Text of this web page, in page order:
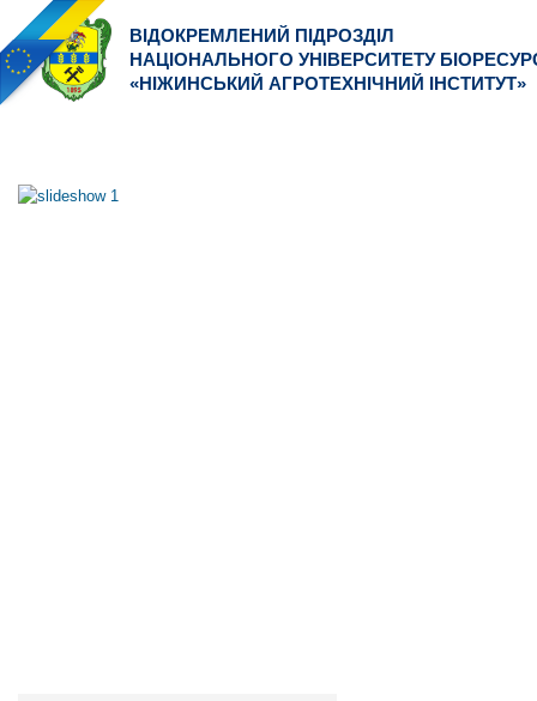
ВІДОКРЕМЛЕНИЙ ПІДРОЗДІЛ
НАЦІОНАЛЬНОГО УНІВЕРСИТЕТУ
«НІЖИНСЬКИЙ АГРОТЕХНІЧНИЙ ІНСТИТУТ»